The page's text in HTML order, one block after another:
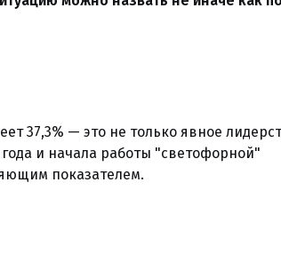
37,3% — это не только явное
и начала работы "светофорной"
показателем.